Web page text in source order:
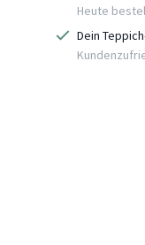
Heute
Dein